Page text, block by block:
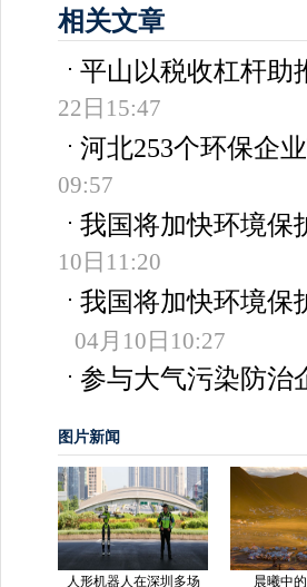
相关文章
平山以税收杠杆助
22日15:47
河北253个环保企
09:57
我国将加快环境保
10日11:20
我国将加快环境保
04月10日10:27
参与大气污染防治